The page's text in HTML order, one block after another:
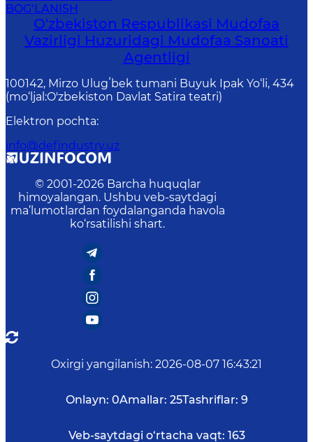
BOG‘LANISH
O'zbekiston Respublikasi Mudofaa
Vazirligi Huzuridagi Mudofaa Sanoati
Agentligi
100142, Mirzo Ulugʻbek tumani Buyuk Ipak Yo‘li, 434
(mo‘ljal:O'zbekiston Davlat Satira teatri)
Elektron pochta:
info@defindustry.uz
© 2001-2026 Barcha huquqlar
himoyalangan. Ushbu veb-saytdagi
ma’lumotlardan foydalanganda havola
ko‘rsatilishi shart.
Oxirgi yangilanish: 2026-08-07 16:43:21
Onlayn: 0Amallar: 25Tashriflar: 9
Veb-saytdagi o‘rtacha vaqt: 163